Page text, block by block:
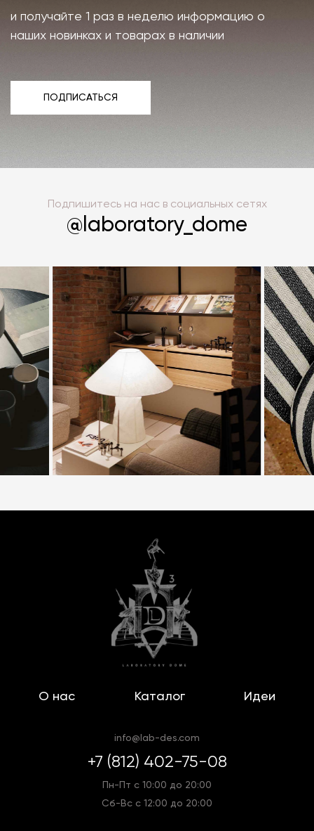
и получайте 1 раз в неделю информацию о
наших новинках и товарах в наличии
ПОДПИСАТЬСЯ
Подпишитесь на нас в социальных сетях
@laboratory_dome
О нас Каталог Идеи
info@lab-des.com
+7 (812) 402-75-08
Пн-Пт с 10:00 до 20:00
Сб-Вс с 12:00 до 20:00